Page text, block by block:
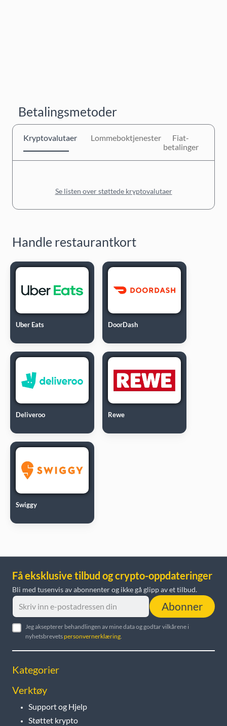
Betalingsmetoder
Kryptovalutaer Lommeboktjenester
Fiat-
betalinger
Se listen over støttede kryptovalutaer
Handle restaurantkort
Uber Eats DoorDash
Deliveroo Rewe
Swiggy
Få eksklusive tilbud og crypto-oppdateringer
Bli med tusenvis av abonnenter og ikke gå glipp av et tilbud.
Abonner
Jeg aksepterer behandlingen av mine data og godtar vilkårene i
nyhetsbrevetspersonvernerklæring
Kategorier
Verktøy
Support og Hjelp
Støttet krypto